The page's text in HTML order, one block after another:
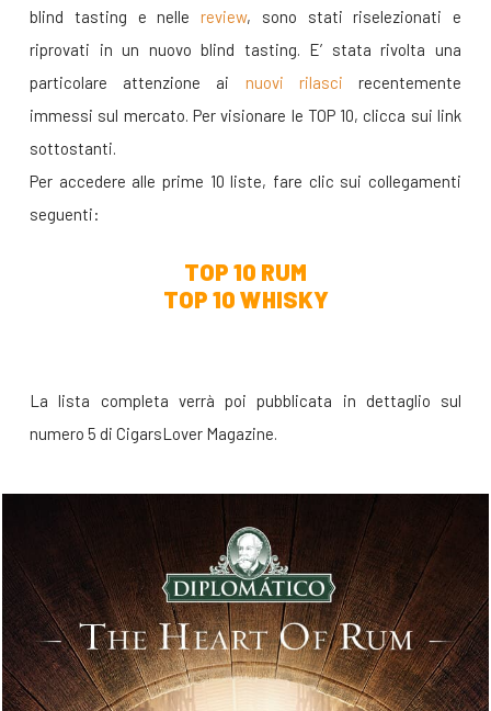
blind tasting e nelle review, sono stati riselezionati e
riprovati in un nuovo blind tasting. E’ stata rivolta una
particolare attenzione ai nuovi rilasci recentemente
immessi sul mercato. Per visionare le TOP 10, clicca sui link
sottostanti.
Per accedere alle prime 10 liste, fare clic sui collegamenti
seguenti:
TOP 10 RUM
TOP 10 WHISKY
La lista completa verrà poi pubblicata in dettaglio sul
numero 5 di CigarsLover Magazine.